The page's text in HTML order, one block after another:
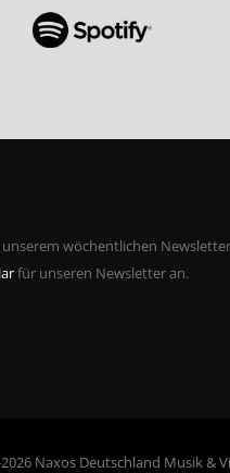
wöchentlichen
für unseren Newsletter an.
Naxos Deutschland Musik &